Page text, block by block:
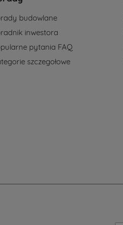
wesprzemy
Cię
w
wyborze
domu.
budowlane
inwestora
pytania FAQ
szczegołowe